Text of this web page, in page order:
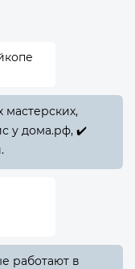
мастерских,
у дома.рф, ✔️
работают в